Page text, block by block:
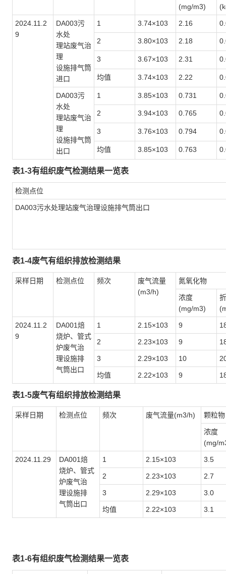
(mg/m3)
2024.11.2
9
DA003污
水处
理站废气治
理
设施排气筒
进口
1 3.74×103 2.16
2 3.80×103 2.18
3 3.67×103 2.31
均值 3.74×103 2.22
DA003污
水处
理站废气治
理
设施排气筒
出口
1 3.85×103 0.731
2 3.94×103 0.765
3 3.76×103 0.794
均值 3.85×103 0.763
表1-3有组织废气检测结果一览表
检测点位
DA003污水处理站废气治理设施排气筒出口
表1-4废气有组织排放检测结果
采样日期 检测点位 频次
废气流量
(m3/h)
氮氧化物
浓度
(mg/m3)
2024.11.2
9
DA001焙
烧炉、管式
炉废气治
理设施排
气筒出口
1 2.15×103 9
2 2.23×103 9
3 2.29×103 10
均值 2.22×103 9
表1-5废气有组织排放检测结果
采样日期 检测点位 频次 废气流量(m3/h) 颗粒物
浓度
(mg/
2024.11.29
DA001焙
烧炉、管式
炉废气治
理设施排
气筒出口
1 2.15×103 3.5
2 2.23×103 2.7
3 2.29×103 3.0
均值 2.22×103 3.1
表1-6有组织废气检测结果一览表